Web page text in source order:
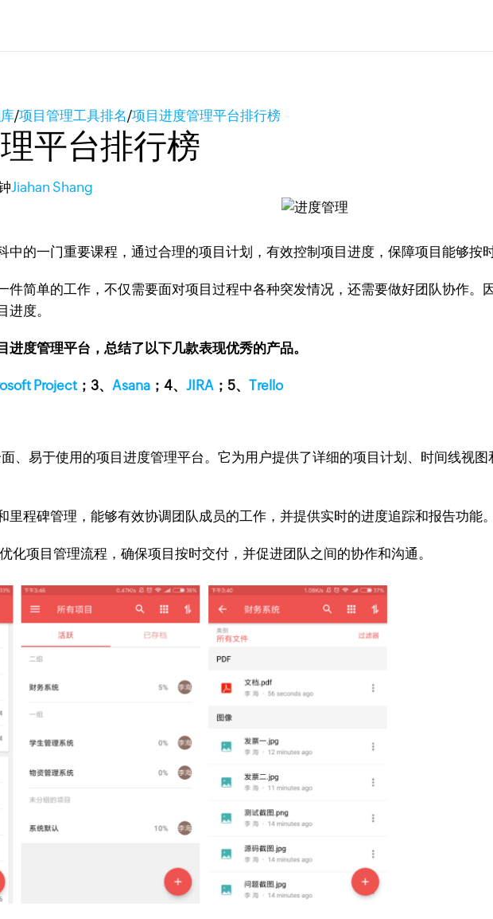
/项目管理工具排名/项目进度管理平台排行榜
平台排行榜
Jiahan Shang
中的一门重要课程，通过合理的项目计划，有效控制项目进度，保障项目能够按时
件简单的工作，不仅需要面对项目过程中各种突发情况，还需要做好团队协作。
度。
进度管理平台，总结了以下几款表现优秀的产品。
Project ；3、Asana ；4、JIRA ；5、Trello
、易于使用的项目进度管理平台。它为用户提供了详细的项目计划、时间线视
里程碑管理，能够有效协调团队成员的工作，并提供实时的进度追踪和报告功能。
化项目管理流程，确保项目按时交付，并促进团队之间的协作和沟通。